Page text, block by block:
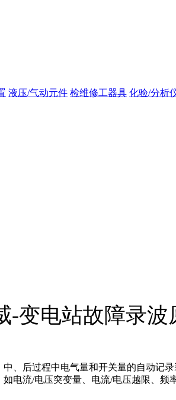
液压/气动元件 检维修工器具 化验/分析
-变电站故障录波
、后过程中电气量和开关量的自动记
电流/电压突变量、电流/电压越限、频